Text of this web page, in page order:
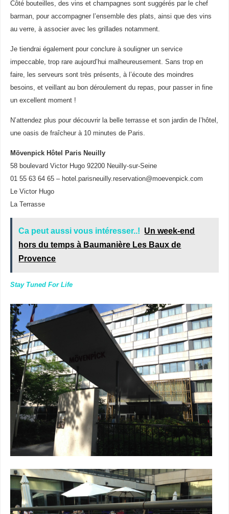
Côté bouteilles, des vins et champagnes sont suggérés par le chef
barman, pour accompagner l’ensemble des plats, ainsi que des vins
au verre, à associer avec les grillades notamment.
Je tiendrai également pour conclure à souligner un service
impeccable, trop rare aujourd’hui malheureusement. Sans trop en
faire, les serveurs sont très présents, à l’écoute des moindres
besoins, et veillant au bon déroulement du repas, pour passer in fine
un excellent moment !
N’attendez plus pour découvrir la belle terrasse et son jardin de l’hôtel,
une oasis de fraîcheur à 10 minutes de Paris.
Mövenpick Hôtel Paris Neuilly
58 boulevard Victor Hugo 92200 Neuilly-sur-Seine
01 55 63 64 65 – hotel.parisneuilly.reservation@moevenpick.com
Le Victor Hugo
La Terrasse
Ca peut aussi vous intéresser..! Un week-end
hors du temps à Baumanière Les Baux de
Provence
Stay Tuned For Life